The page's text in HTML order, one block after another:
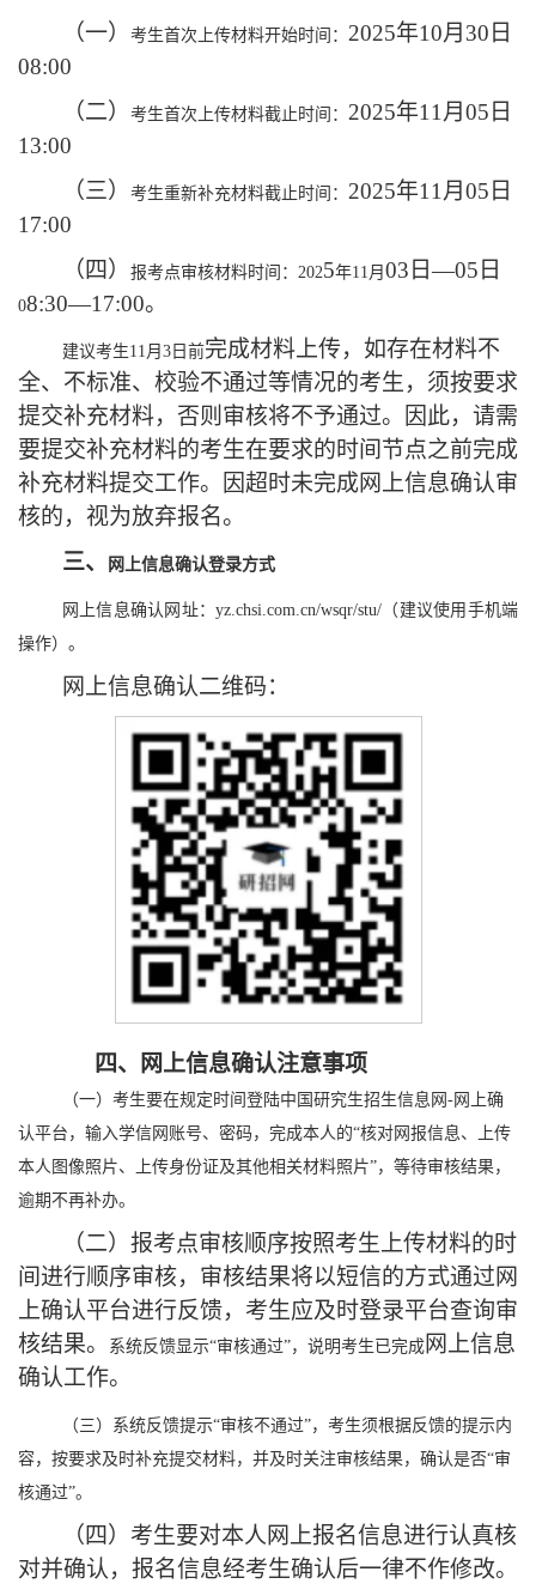
（一） 考生首次上传材料开始时间： 2025年10月 30 日
08:00
（二）
考生首次上传材料截止时间： 2025年11 月 05 日
13:00
（三）
考生重新补充材料截止时间： 2025年11 月 05 日
17:00
（四）
报考点审核材料时间： 2025年11月 03日—05日
08:30—17:00。
建议考生11月3日前完成材料上传， 如存在材料不
全、不标准、校验不通过等情况的考生，须按要求
提交补充材料，否则审核将不予通过。因此，请需
要提交补充材料的考生在要求的时间节点之前完成
补充材料提交工作。因超时未完成网上信息确认审
核的，视为放弃报名。
三、
网上信息确认登录方式
网上信息确认网址：yz.chsi.com.cn/wsqr/stu/（建议使用手机端
操作）。
网上信息确认二维码：
四、网上信息确认注意事项
（一）考生要在规定时间登陆中国研究生招生信息网 -网上确
认平台，输入学信网账号、密码，完成本人的“核对网报信息、上传
本人图像照片、上传身份证及其他相关材料照片”，等待审核结果，
逾期不再补办。
（二）报考点审核顺序按照考生上传材料的时
间进行顺序审核，审核结果将以短信的方式通过网
上确认平台进行反馈，考生应及时登录平台查询审
核结果。
系统反馈显示“审核通过”，说明考生已完成 网上信息
确认工作。
（三）系统反馈提示“审核不通过”，考生须根据反馈的提示内
容，按要求及时补充提交材料，并及时关注审核结果，确认是否“审
核通过”。
（四）考生要对本人网上报名信息进行认真核
对并确认，报名信息经考生确认后一律不作修改。